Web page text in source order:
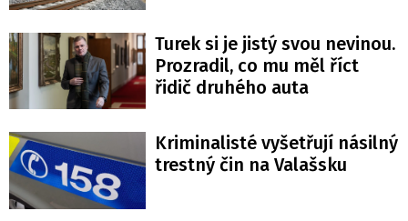
Turek si je jistý svou nevinou.
Prozradil, co mu měl říct
řidič druhého auta
Kriminalisté vyšetřují násilný
trestný čin na Valašsku